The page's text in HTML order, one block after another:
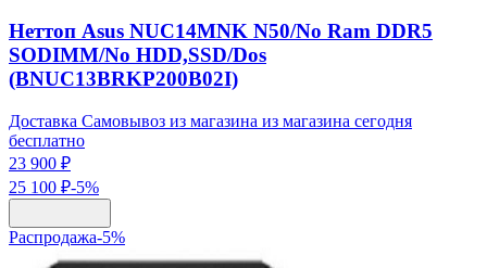
Неттоп Asus NUC14MNK N50/No Ram DDR5
SODIMM/No HDD,SSD/Dos
(BNUC13BRKP200B02I)
Доставка Самовывоз из магазина из магазина сегодня
бесплатно
23 900 ₽
25 100 ₽-5%
Распродажа-5%